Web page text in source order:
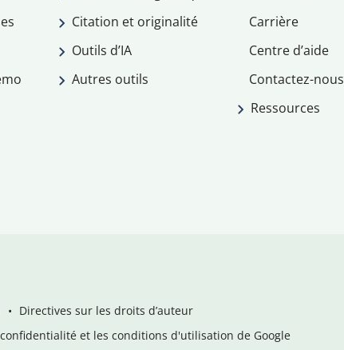
Citation et originalité
Outils d’IA
Autres outils
Carrière
Centre d’aide
Contactez-nous
Ressources
Directives sur les droits d’auteur
et les conditions d'utilisation de Google